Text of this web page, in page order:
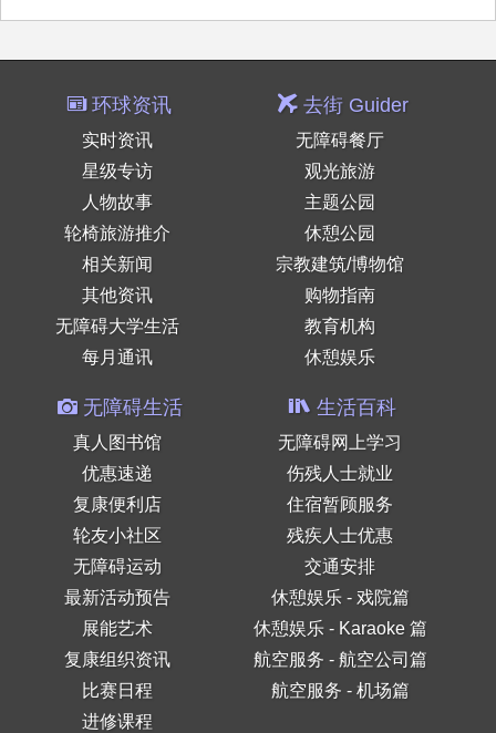
环球资讯
实时资讯
星级专访
人物故事
轮椅旅游推介
相关新闻
其他资讯
无障碍大学生活
每月通讯
去街 Guider
无障碍餐厅
观光旅游
主题公园
休憩公园
宗教建筑/博物馆
购物指南
教育机构
休憩娱乐
无障碍生活
真人图书馆
优惠速递
复康便利店
轮友小社区
无障碍运动
最新活动预告
展能艺术
复康组织资讯
比赛日程
进修课程
生活百科
无障碍网上学习
伤残人士就业
住宿暂顾服务
残疾人士优惠
交通安排
休憩娱乐 - 戏院篇
休憩娱乐 - Karaoke 篇
航空服务 - 航空公司篇
航空服务 - 机场篇